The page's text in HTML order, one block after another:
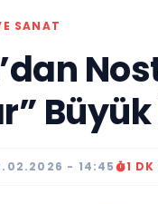
SANAT
- 14:45 1